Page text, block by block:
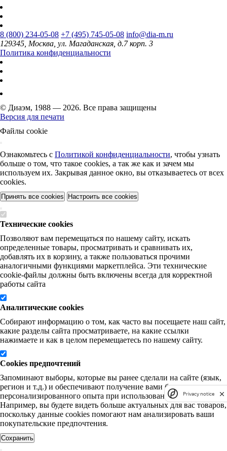
8 (800) 234-05-08 +7 (495) 745-05-08 info@dia-m.ru
129345, Москва, ул. Магаданская, д.7 корп. 3
Политика конфиденциальности
© Диаэм, 1988 — 2026. Все права защищены
Версия для печати
Файлы cookie
Ознакомьтесь с Политикой конфиденциальности, чтобы узнать
больше о том, что такое cookies, а так же как и зачем мы
используем их. Закрывая данное окно, вы отказываетесь от всех
cookies.
Принять все cookies Настроить все cookies
Технические cookies
Позволяют вам перемещаться по нашему сайту, искать
определенные товары, просматривать и сравнивать их,
добавлять их в корзину, а также пользоваться прочими
аналогичными функциями маркетплейса. Эти технические
cookie-файлы должны быть включены всегда для корректной
работы сайта
Аналитические cookies
Собирают информацию о том, как часто вы посещаете наш сайт,
какие разделы сайта просматриваете, на какие ссылки
нажимаете и как в целом перемещаетесь по нашему сайту.
Cookies предпочтений
Запоминают выборы, которые вы ранее сделали на сайте (язык,
регион и т.д.) и обеспечивают получение вами более
персонализированного опыта при использовании нашего сайта.
Например, вы будете видеть больше актуальных для вас товаров,
поскольку данные cookies помогают нам анализировать ваши
покупательские предпочтения.
Сохранить
Privacy notice